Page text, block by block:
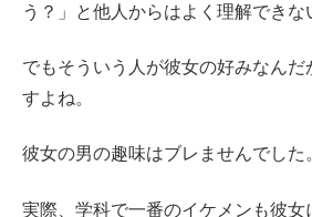
う？」と他人からはよく理解できな
でもそういう人が彼女の好みなん
すよね。
彼女の男の趣味はブレませんでした
実際、学科で一番のイケメンも彼女